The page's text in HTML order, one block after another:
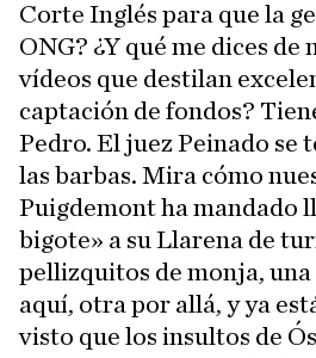
Corte Inglés para que la
ONG? ¿Y qué me dices de
vídeos que destilan
captación de fondos?
Pedro. El juez Peinado se
las barbas. Mira cómo
Puigdemont ha mandado
bigote» a su Llarena de
pellizquitos de monja,
aquí, otra por allá, y ya
visto que los insultos de